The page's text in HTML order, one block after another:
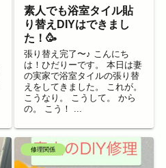
素人でも浴室タイル貼
り替えDIYはできまし
た！🥳
張り替え完了〜♪ こんにち
は！ひだりーです。 本日は妻
の実家で浴室タイルの張り替
えをしてきました。 これが。
こうなり。 こうして。 から
の。 こう！ ...
修理関係